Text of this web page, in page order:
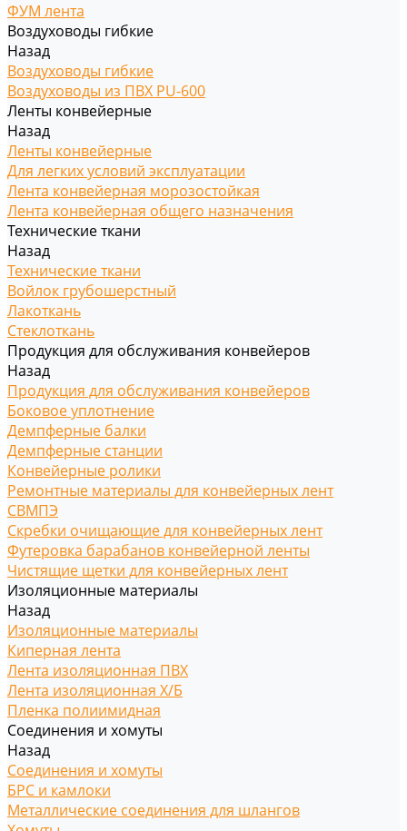
ФУМ лента
Воздуховоды гибкие
Назад
Воздуховоды гибкие
Воздуховоды из ПВХ PU-600
Ленты конвейерные
Назад
Ленты конвейерные
Для легких условий эксплуатации
Лента конвейерная морозостойкая
Лента конвейерная общего назначения
Технические ткани
Назад
Технические ткани
Войлок грубошерстный
Лакоткань
Стеклоткань
Продукция для обслуживания конвейеров
Назад
Продукция для обслуживания конвейеров
Боковое уплотнение
Демпферные балки
Демпферные станции
Конвейерные ролики
Ремонтные материалы для конвейерных лент
СВМПЭ
Скребки очищающие для конвейерных лент
Футеровка барабанов конвейерной ленты
Чистящие щетки для конвейерных лент
Изоляционные материалы
Назад
Изоляционные материалы
Киперная лента
Лента изоляционная ПВХ
Лента изоляционная Х/Б
Пленка полиимидная
Соединения и хомуты
Назад
Соединения и хомуты
БРС и камлоки
Металлические соединения для шлангов